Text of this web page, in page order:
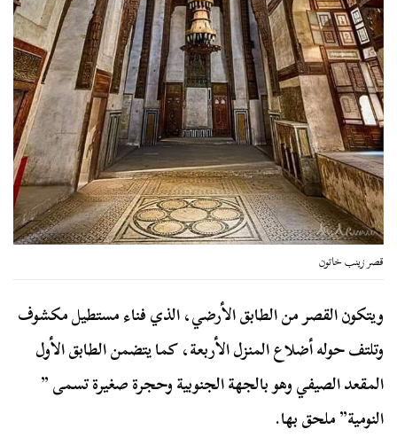
قصر زينب خاتون
ويتكون القصر من الطابق الأرضي، الذي فناء مستطيل مكشوف
وتلتف حوله أضلاع المنزل الأربعة، كما يتضمن الطابق الأول
المقعد الصيفي وهو بالجهة الجنوبية وحجرة صغيرة تسمى ”
النومية” ملحق بها.